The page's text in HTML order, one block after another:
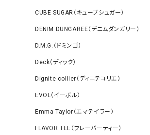
CUBE SUGAR（キューブシュガー）
DENIM DUNGAREE（デニムダンガリー）
D.M.G.（ドミンゴ）
Deck（ディック）
Dignite collier（ディニテコリエ）
EVOL（イーボル）
Emma Taylor（エマテイラー）
FLAVOR TEE（フレーバーティー）